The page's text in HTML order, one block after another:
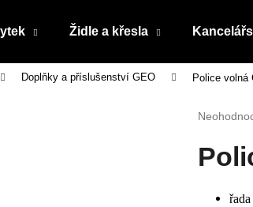
Židle a křesla
Doplňky a příslušenství GEO Police volná
Průměrné
produktu
je
Co potřebujete najít?
HLEDAT